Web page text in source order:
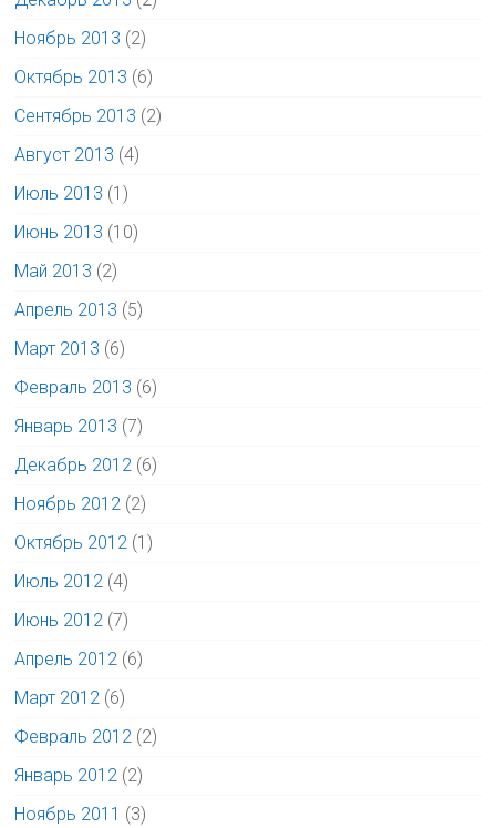
Ноябрь 2013 (2)
Октябрь 2013 (6)
Сентябрь 2013 (2)
Август 2013 (4)
Июль 2013 (1)
Июнь 2013 (10)
Май 2013 (2)
Апрель 2013 (5)
Март 2013 (6)
Февраль 2013 (6)
Январь 2013 (7)
Декабрь 2012 (6)
Ноябрь 2012 (2)
Октябрь 2012 (1)
Июль 2012 (4)
Июнь 2012 (7)
Апрель 2012 (6)
Март 2012 (6)
Февраль 2012 (2)
Январь 2012 (2)
Ноябрь 2011 (3)